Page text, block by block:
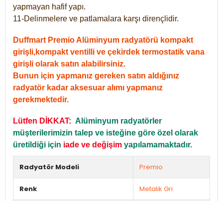
yapmayan hafif yapı.
11-Delinmelere ve patlamalara karşı dirençlidir.
Duffmart Premio Alüminyum radyatörü kompakt
girişli,kompakt ventilli ve çekirdek termostatik vana
girişli olarak satın alabilirsiniz.
Bunun için yapmanız gereken satın aldığınız
radyatör kadar aksesuar alımı yapmanız
gerekmektedir.
Lütfen DİKKAT: Alüminyum radyatörler
müşterilerimizin talep ve isteğine göre özel olarak
üretildiği için iade ve değişim yapılamamaktadır.
Radyatör Modeli Premio
Renk Metalik Gri